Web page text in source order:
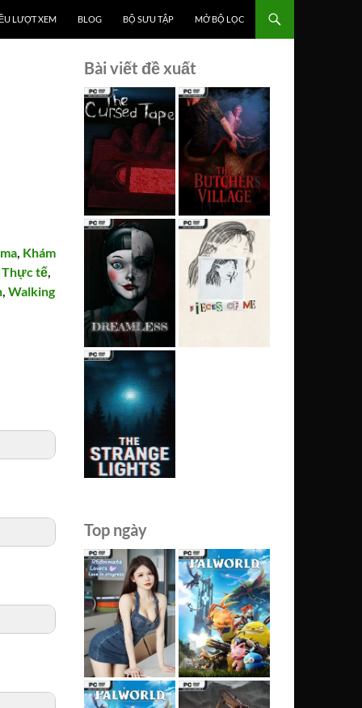
LƯỢT XEM BLOG BỘ SƯU TẬP MỞ BỘ LỌC
, Khám
Thực tế,
,Walking
Bài viết đề xuất
Top ngày